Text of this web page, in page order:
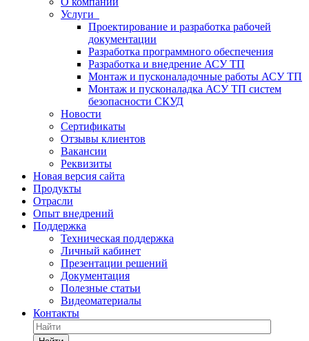
Услуги
Проектирование и разработка рабочей
документации
Разработка программного обеспечения
Разработка и внедрение АСУ ТП
Монтаж и пусконаладочные работы АСУ ТП
Монтаж и пусконаладка АСУ ТП систем
безопасности СКУД
Новости
Сертификаты
Отзывы клиентов
Вакансии
Реквизиты
Новая версия сайта
Продукты
Отрасли
Опыт внедрений
Поддержка
Техническая поддержка
Личный кабинет
Презентации решений
Документация
Полезные статьи
Видеоматериалы
Контакты